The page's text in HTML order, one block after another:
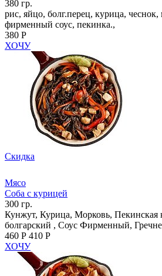
380 гр.
рис, яйцо, болг.перец, курица,
фирменный соус, пекинка.,
380 Р
ХОЧУ
Скидка
Мясо
Соба с курицей
300 гр.
Кунжут, Курица, Морковь, Пекинская
болгарский , Соус Фирменный,
460 Р 410 Р
ХОЧУ